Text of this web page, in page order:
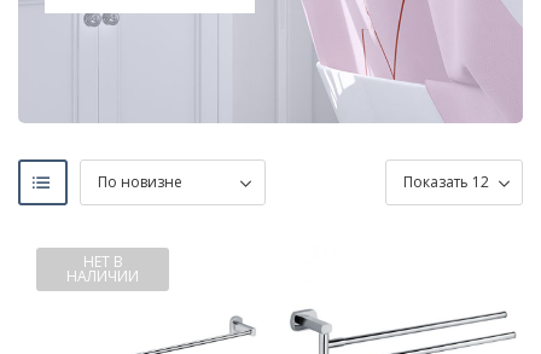
НЕТ В
НАЛИЧИИ